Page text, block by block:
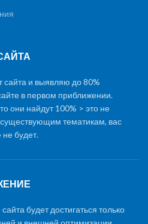
сайта и выявляю до 80%
в первом приближении.
они найдут 100% > это не
тематикам, вас
не будет.
будет достигаться только